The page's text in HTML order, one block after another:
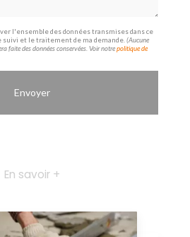
l'ensemble des données transmises dans ce
suivi et le traitement de ma demande.(Aucune
faite des données conservées. Voir notrepolitique de
En savoir +